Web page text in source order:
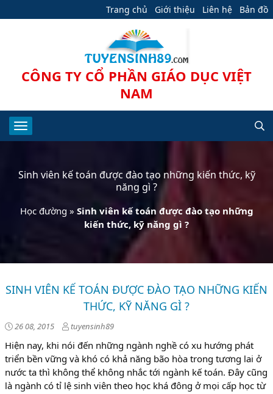
Trang chủ Giới thiệu Liên hệ Bản đồ
CÔNG TY CỔ PHẦN GIÁO DỤC VIỆT
NAM
Sinh viên kế toán được đào tạo những kiến thức, kỹ
năng gì ?
Học đường » Sinh viên kế toán được đào tạo những
kiến thức, kỹ năng gì ?
SINH VIÊN KẾ TOÁN ĐƯỢC ĐÀO TẠO NHỮNG KIẾN
THỨC, KỸ NĂNG GÌ ?
26 08, 2015 tuyensinh89
Hiện nay, khi nói đến những ngành nghề có xu hướng phát
triển bền vững và khó có khả năng bão hòa trong tương lai ở
nước ta thì không thể không nhắc tới ngành kế toán. Đây cũng
là ngành có tỉ lệ sinh viên theo học khá đông ở mọi cấp học từ